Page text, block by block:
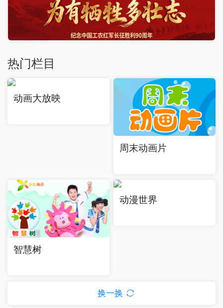
热门栏目
动画大放映
周末动画片
智慧树
动漫世界
换一换